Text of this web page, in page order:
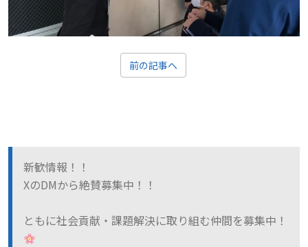
前の記事へ
新歓情報！！
XのDMから絶賛募集中！！
ともに社会貢献・課題解決に取り組む仲間を募集中！